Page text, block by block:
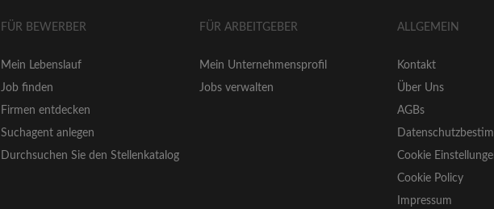
FÜR BEWERBER
Mein Lebenslauf
Job finden
Firmen entdecken
Suchagent anlegen
Durchsuchen Sie den Stellenkatalog
FÜR ARBEITGEBER
Mein Unternehmensprofil
Jobs verwalten
ALLGEMEIN
Kontakt
Über Uns
AGBs
Cookie
Cookie Policy
Impressum